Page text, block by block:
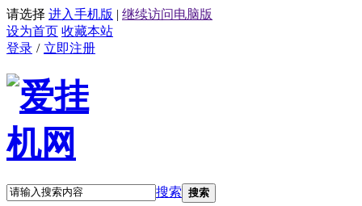
请选择 进入手机版 | 继续访问电脑版
设为首页 收藏本站
登录 / 立即注册
搜索 搜索